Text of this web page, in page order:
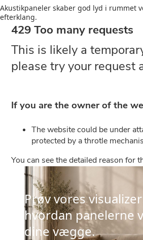
Akustikpaneler skaber god lyd i rummet
efterklang.
Prøv vores
hvordan panelerne
dine vægge.